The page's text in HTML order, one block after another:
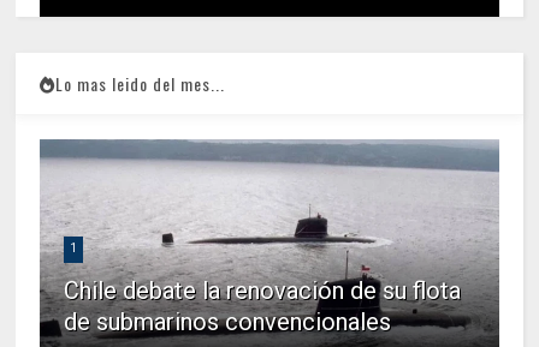
Lo mas leido del mes...
1
Chile debate la renovación de su flota
de submarinos convencionales